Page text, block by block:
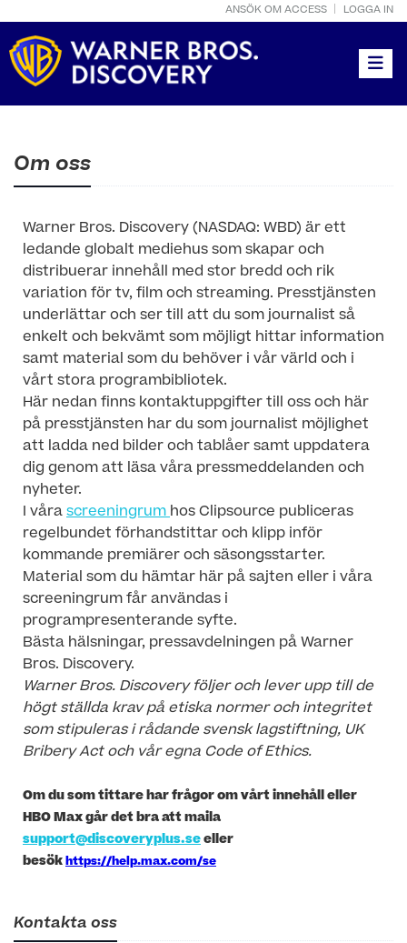
ANSÖK OM ACCESS LOGGA IN
Om oss
Warner Bros. Discovery (NASDAQ: WBD) är ett
ledande globalt mediehus som skapar och
distribuerar innehåll med stor bredd och rik
variation för tv, film och streaming. Presstjänsten
underlättar och ser till att du som journalist så
enkelt och bekvämt som möjligt hittar information
samt material som du behöver i vår värld och i
vårt stora programbibliotek.
Här nedan finns kontaktuppgifter till oss och här
på presstjänsten har du som journalist möjlighet
att ladda ned bilder och tablåer samt uppdatera
dig genom att läsa våra pressmeddelanden och
nyheter.
I våra screeningrum hos Clipsource publiceras
regelbundet förhandstittar och klipp inför
kommande premiärer och säsongsstarter.
Material som du hämtar här på sajten eller i våra
screeningrum får användas i
programpresenterande syfte.
Bästa hälsningar, pressavdelningen på Warner
Bros. Discovery.
Warner Bros. Discovery följer och lever upp till de
högt ställda krav på etiska normer och integritet
som stipuleras i rådande svensk lagstiftning, UK
Bribery Act och vår egna Code of Ethics.
Om du som tittare har frågor om vårt innehåll eller
HBO Max går det bra att maila
support@discoveryplus.se eller
besök https://help.max.com/se
Kontakta oss